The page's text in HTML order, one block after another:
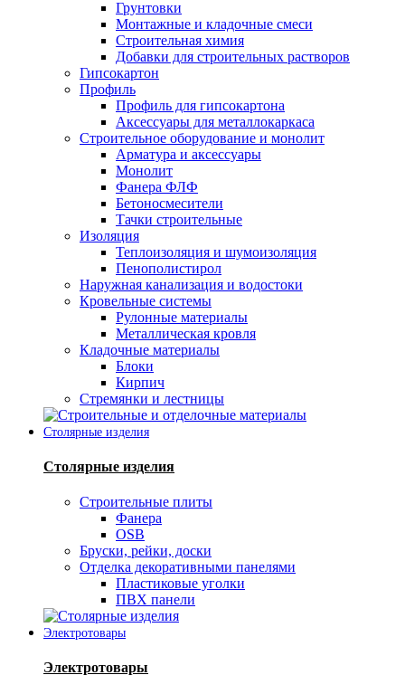
Грунтовки
Монтажные и кладочные смеси
Строительная химия
Добавки для строительных растворов
Гипсокартон
Профиль
Профиль для гипсокартона
Аксессуары для металлокаркаса
Строительное оборудование и монолит
Арматура и аксессуары
Монолит
Фанера ФЛФ
Бетоносмесители
Тачки строительные
Изоляция
Теплоизоляция и шумоизоляция
Пенополистирол
Наружная канализация и водостоки
Кровельные системы
Рулонные материалы
Металлическая кровля
Кладочные материалы
Блоки
Кирпич
Стремянки и лестницы
Столярные изделия
Столярные изделия
Строительные плиты
Фанера
OSB
Бруски, рейки, доски
Отделка декоративными панелями
Пластиковые уголки
ПВХ панели
Электротовары
Электротовары